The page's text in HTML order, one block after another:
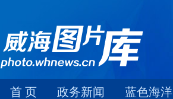
首 页 政务新闻 蓝色海洋